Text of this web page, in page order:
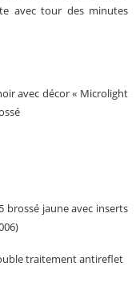
avec tour des minutes
avec décor « Microlight
brossé jaune avec inserts
traitement antireflet